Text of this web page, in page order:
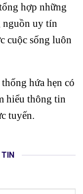
hợp những
nguồn uy tín
cuộc sống luôn
hứa hẹn có
hiểu thông tin
tuyến.
TIN